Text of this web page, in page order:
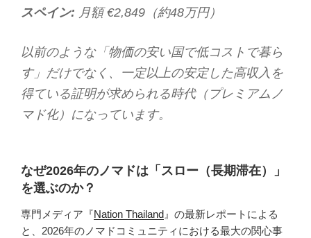
スペイン: 月額 €2,849（約48万円）
以前のような「物価の安い国で低コストで暮ら
す」だけでなく、一定以上の安定した高収入を
得ている証明が求められる時代（プレミアムノ
マド化）になっています。
なぜ2026年のノマドは「スロー（長期滞在）」
を選ぶのか？
専門メディア『Nation Thailand 』の最新レポートによる
と、2026年のノマドコミュニティにおける最大の関心事